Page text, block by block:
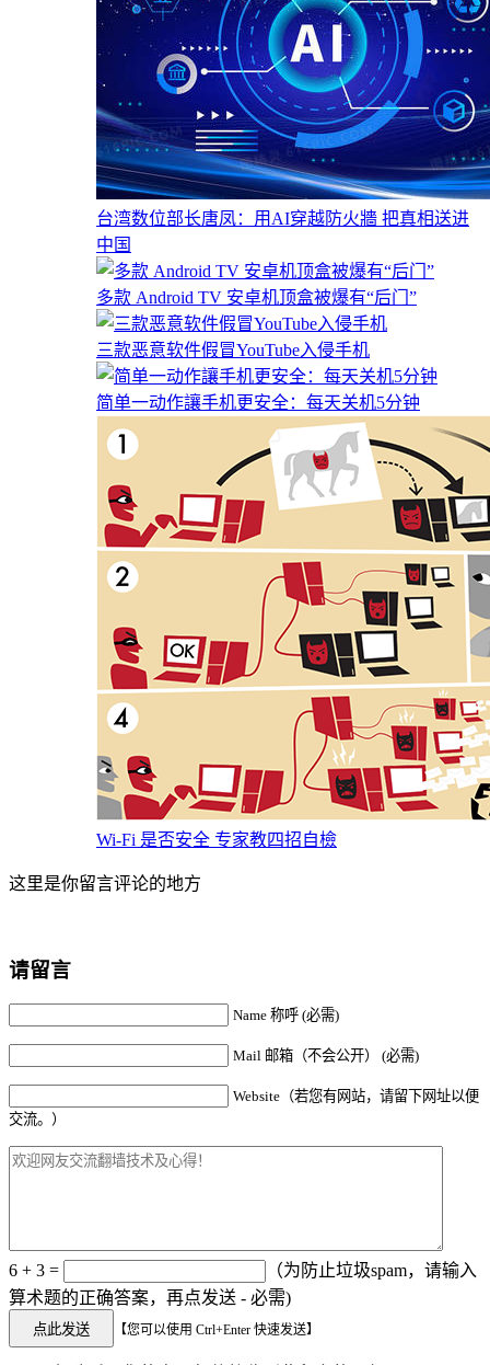
台湾数位部长唐凤：用AI穿越防火牆 把真相送进
中国
多款 Android TV 安卓机顶盒被爆有“后门”
三款恶意软件假冒YouTube入侵手机
简单一动作讓手机更安全：每天关机5分钟
Wi-Fi 是否安全 专家教四招自檢
这里是你留言评论的地方
请留言
Name 称呼 (必需)
Mail 邮箱（不会公开） (必需)
Website（若您有网站，请留下网址以便
交流。）
6 + 3 =
（为防止垃圾spam，请输入
算术题的正确答案，再点发送 - 必需)
【您可以使用 Ctrl+Enter 快速发送】